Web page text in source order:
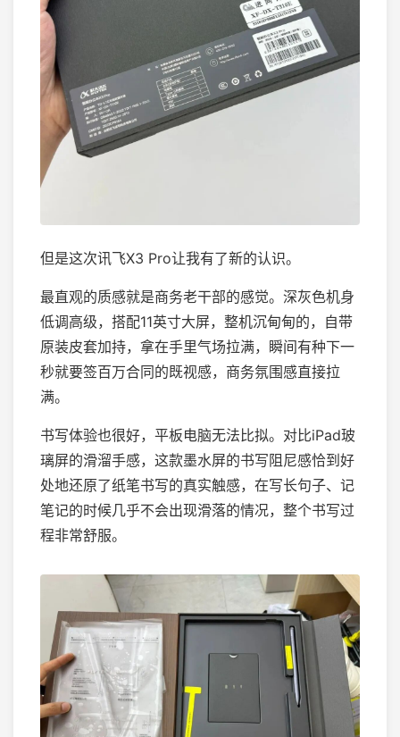
但是这次讯飞X3 Pro让我有了新的认识。
最直观的质感就是商务老干部的感觉。深灰色机身
低调高级，搭配11英寸大屏，整机沉甸甸的，自带
原装皮套加持，拿在手里气场拉满，瞬间有种下一
秒就要签百万合同的既视感，商务氛围感直接拉
满。
书写体验也很好，平板电脑无法比拟。对比iPad玻
璃屏的滑溜手感，这款墨水屏的书写阻尼感恰到好
处地还原了纸笔书写的真实触感，在写长句子、记
笔记的时候几乎不会出现滑落的情况，整个书写过
程非常舒服。